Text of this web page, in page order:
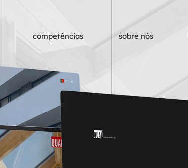
competências sobre nós